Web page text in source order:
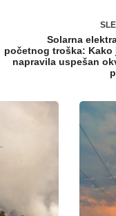
Solarna
početnog troška: Kako
napravila uspešan